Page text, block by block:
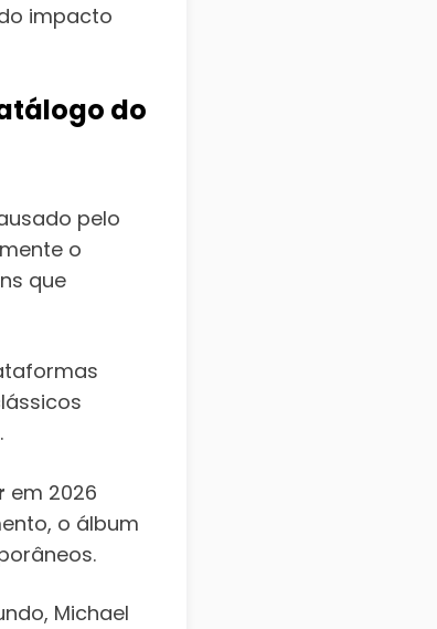
impacto
do
pelo
o
que
em 2026
o álbum
Michael